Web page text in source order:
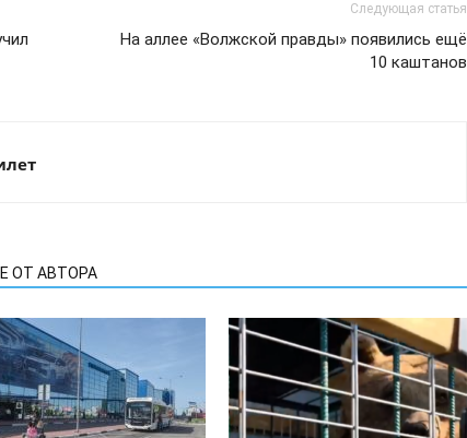
Следующая статья
На аллее «Волжской правды» появились ещё
10 каштанов
ОТ АВТОРА